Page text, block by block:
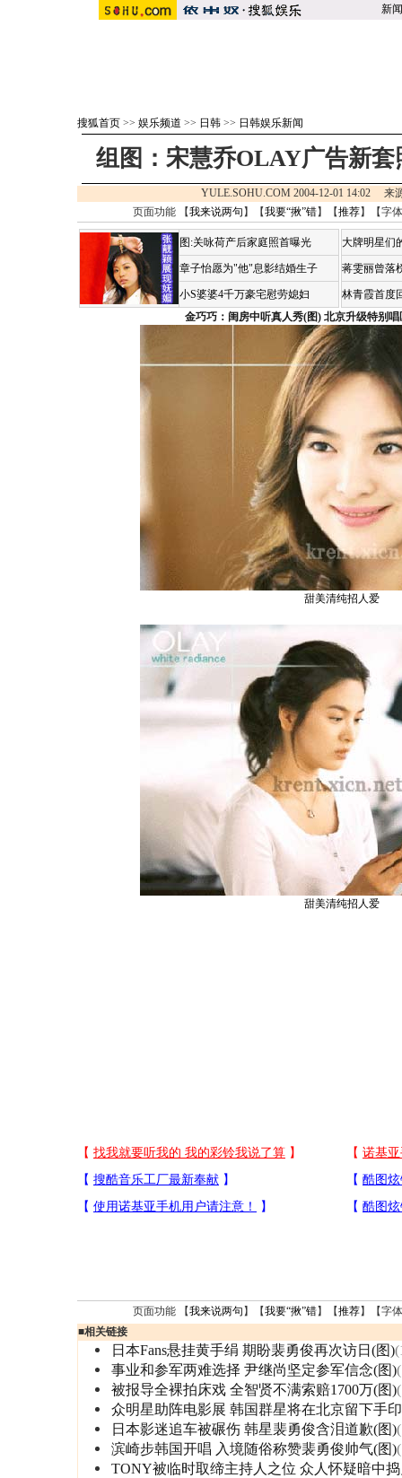
新闻
搜狐首页 >> 娱乐频道 >> 日韩 >> 日韩娱乐新闻
组图：宋慧乔OLAY广告新
YULE.SOHU.COM 2004-12-01 14:02 来
页面功能 【我来说两句 】【我要“揪”错】【推荐】【字
图:关咏荷产后家庭照首曝光
章子怡愿为"他"息影结婚生子
小S婆婆4千万豪宅慰劳媳妇
大牌明星们
蒋雯丽曾落
林青霞首度
金巧巧：闺房中听真人秀(图) 北京升级特别
甜美清纯招人爱
甜美清纯招人爱
页面功能 【我来说两句 】【我要“揪”错】【推荐】【字
■相关链接
日本Fans悬挂黄手绢 期盼裴勇俊再次访日(图)
事业和参军两难选择 尹继尚坚定参军信念(图)
被报导全裸拍床戏 全智贤不满索赔1700万(图)
众明星助阵电影展 韩国群星将在北京留下手印
日本影迷追车被碾伤 韩星裴勇俊含泪道歉(图)
滨崎步韩国开唱 入境随俗称赞裴勇俊帅气(图)
TONY被临时取缔主持人之位 众人怀疑暗中